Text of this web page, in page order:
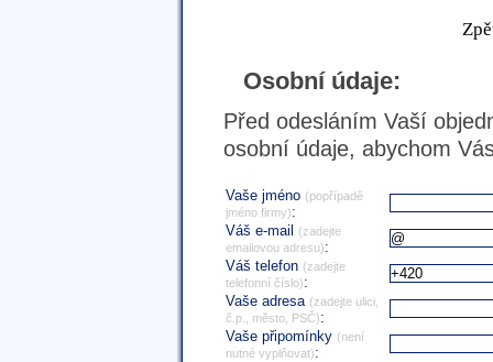
Osobní údaje:
Před odesláním Vaší
osobní údaje, abychom
Vaše jméno (popřípadě
jméno firmy):
Váš e-mail
(zadejte
emailovou adresu):
Váš telefon (zadejte
telefonní číslo):
Vaše adresa (zadejte ulici,
č.p., město, PSČ):
Vaše připomínky (není
nutné vyplňovat):